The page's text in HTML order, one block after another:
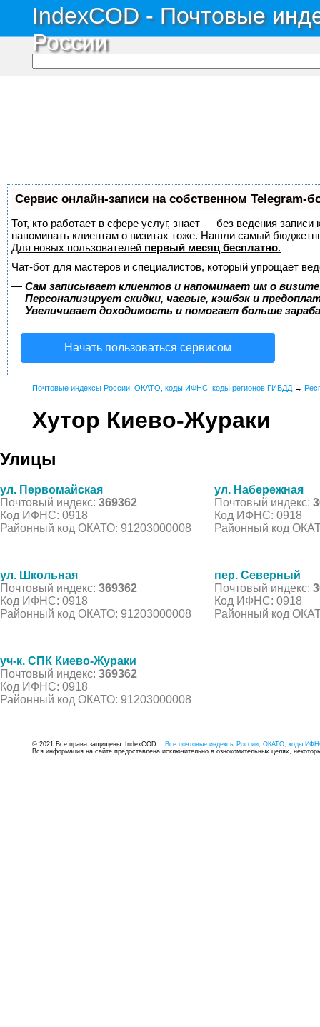
IndexCOD - Почтовые
России
Сервис онлайн-записи на собственном Telegram-
Тот, кто работает в сфере услуг, знает — без ведения
напоминать клиентам о визитах тоже. Нашли самый
Для новых пользователей первый месяц бесплатно.
Чат-бот для мастеров и специалистов, который упрощает
— Сам записывает клиентов и напоминает им о
— Персонализирует скидки, чаевые, кэшбэк и
— Увеличивает доходимость и помогает больше
Начать пользоваться сервисом
Почтовые индексы России, ОКАТО, коды ИФНС, коды регионов ГИБДД →
Хутор Киево-Жураки
Улицы
ул. Первомайская
Почтовый индекс: 369362
Код ИФНС: 0918
Районный код ОКАТО: 91203000008
ул. Набережная
Почтовый индекс:
Код ИФНС: 0918
Районный код
ул. Школьная
Почтовый индекс: 369362
Код ИФНС: 0918
Районный код ОКАТО: 91203000008
пер. Северный
Почтовый индекс:
Код ИФНС: 0918
Районный код
уч-к. СПК Киево-Жураки
Почтовый индекс: 369362
Код ИФНС: 0918
Районный код ОКАТО: 91203000008
© 2021 Все права защищены. IndexCOD :: Все почтовые индексы России, ОКАТО, коды
Вся информация на сайте предоставлена исключительно в ознокомительных целях,